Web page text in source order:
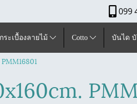
099
กระเบื้องลายไม้ Cotto บันได